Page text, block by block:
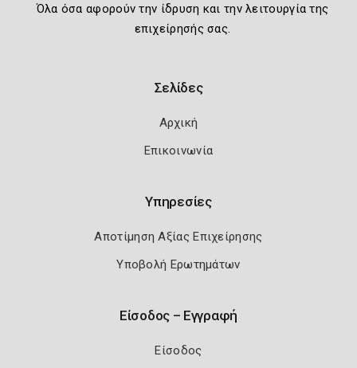
Όλα όσα αφορούν την ίδρυση και την λειτουργία της
επιχείρησής σας.
Σελίδες
Αρχική
Επικοινωνία
Υπηρεσίες
Αποτίμηση Αξίας Επιχείρησης
Υποβολή Ερωτημάτων
Είσοδος – Εγγραφή
Είσοδος